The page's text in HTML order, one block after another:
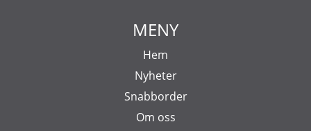
MENY
Hem
Nyheter
Snabborder
Om oss